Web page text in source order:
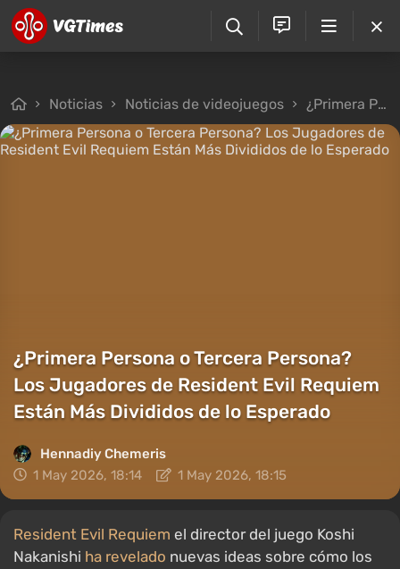
Noticias Noticias de videojuegos ¿Primera Persona o Tercera Persona? Los Jugadores de Resident Evil Requiem Están Más Divididos de lo Esperado
¿Primera Persona o Tercera Persona?
Los Jugadores de Resident Evil Requiem
Están Más Divididos de lo Esperado
Hennadiy Chemеris
1 May 2026, 18:14
1 May 2026, 18:15
Resident Evil Requiem el director del juego Koshi
Nakanishi ha revelado nuevas ideas sobre cómo los